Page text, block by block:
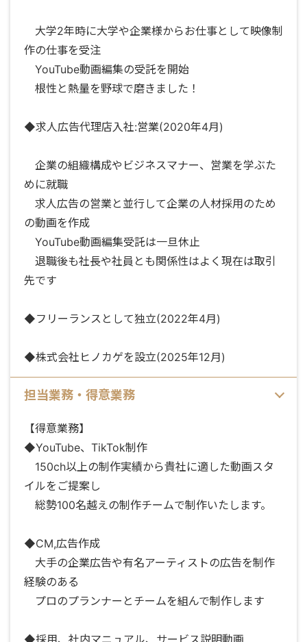
大学2年時に大学や企業様からお仕事として映像制
作の仕事を受注
YouTube動画編集の受託を開始
根性と熱量を野球で磨きました！
◆求人広告代理店入社:営業(2020年4月)
企業の組織構成やビジネスマナー、営業を学ぶた
めに就職
求人広告の営業と並行して企業の人材採用のため
の動画を作成
YouTube動画編集受託は一旦休止
退職後も社長や社員とも関係性はよく現在は取引
先です
◆フリーランスとして独立(2022年4月)
◆株式会社ヒノカゲを設立(2025年12月)
担当業務・得意業務
【得意業務】
◆YouTube、TikTok制作
150ch以上の制作実績から貴社に適した動画スタ
イルをご提案し
総勢100名越えの制作チームで制作いたします。
◆CM,広告作成
大手の企業広告や有名アーティストの広告を制作
経験のある
プロのプランナーとチームを組んで制作します
◆採用、社内マニュアル、サービス説明動画